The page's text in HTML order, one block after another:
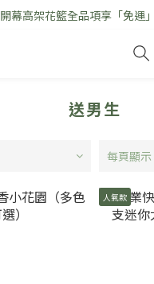
\ 七夕情人節花禮早鳥優惠
開幕高架花籃全品項享「免運
\ 七夕情人節花禮早鳥優
送男生
每頁顯示
人氣款